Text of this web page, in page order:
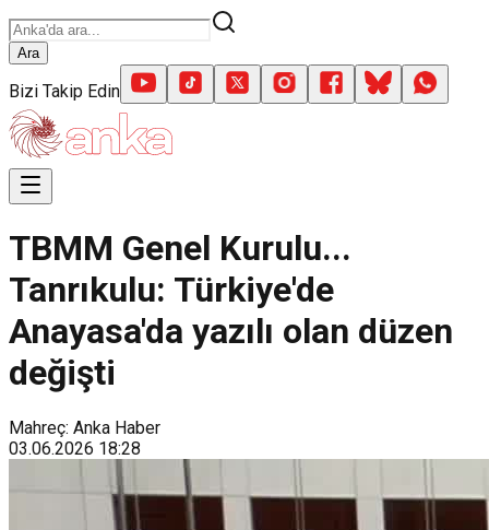
Ara
Bizi Takip Edin
TBMM Genel Kurulu...
Tanrıkulu: Türkiye'de
Anayasa'da yazılı olan düzen
değişti
Mahreç: Anka Haber
03.06.2026 18:28